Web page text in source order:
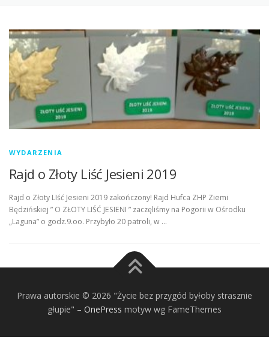
WYDARZENIA
Rajd o Złoty Liść Jesieni 2019
Rajd o Złoty LIść Jesieni 2019 zakończony! Rajd Hufca ZHP Ziemi
Będzińskiej ” O ZŁOTY LIŚĆ JESIENI ” zaczęliśmy na Pogorii w Ośrodku
„Laguna” o godz.9.oo. Przybyło 20 patroli, w …
Prawa autorskie © 2026 "Życie bez przygód byłoby strasznie
głupie" – OnePress motyw wg FameThemes